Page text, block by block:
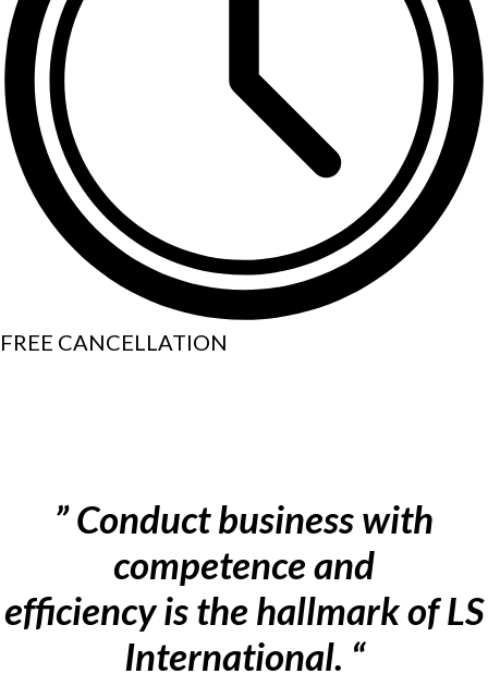
FREE CANCELLATION
” Conduct business with
competence and
efficiency is the hallmark of LS
International. “